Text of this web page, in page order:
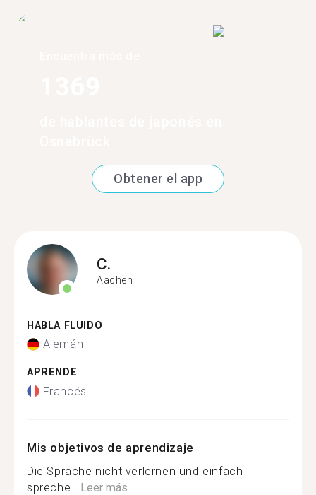
Obtener el app
C.
Aachen
HABLA FLUIDO
Alemán
APRENDE
Francés
Mis objetivos de aprendizaje
Die Sprache nicht verlernen und einfach
spreche... Leer más